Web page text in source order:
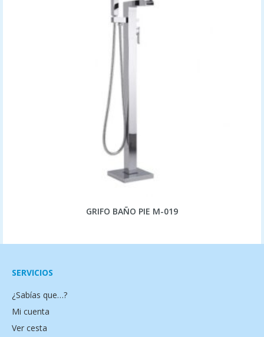
GRIFO BAÑO PIE M-019
SERVICIOS
¿Sabías que…?
Mi cuenta
Ver cesta